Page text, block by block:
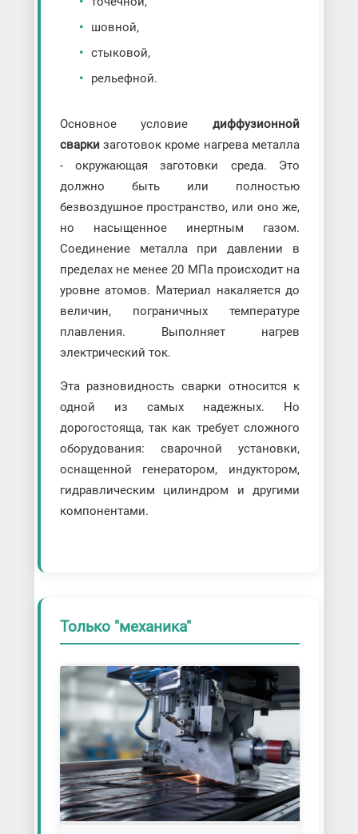
шовной,
стыковой,
рельефной.
Основное условиедиффузионной
сваркизаготовок кроме нагрева металла
- окружающая заготовки среда. Это
должно быть или полностью
безвоздушное пространство, или оно же,
но насыщенное инертным газом.
Соединение металла при давлении в
пределах не менее 20 МПа происходит на
уровне атомов. Материал накаляется до
величин, пограничных температуре
плавления. Выполняет нагрев
электрический ток.
Эта разновидность сварки относится к
одной из самых надежных. Но
дорогостояща, так как требует сложного
оборудования: сварочной установки,
оснащенной генератором, индуктором,
гидравлическим цилиндром и другими
компонентами.
Только "механика"